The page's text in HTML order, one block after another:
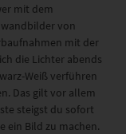
mit dem
von
mit der
die Lichter abends
Weiß verführen
Das gilt vor allem
steigst du sofort
ein Bild zu machen.